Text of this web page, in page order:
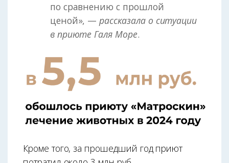
по сравнению с прошлой
ценой», —рассказала о ситуации
в приюте Галя Море.
Кроме того, за прошедший год приют